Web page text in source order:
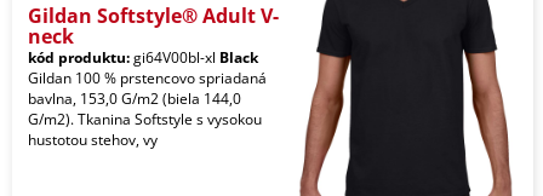
Gildan Softstyle® Adult V-
neck
kód produktu:gi64V00bl-xl Black
Gildan 100 % prstencovo spriadaná
bavlna, 153,0 G/m2 (biela 144,0
G/m2). Tkanina Softstyle s vysokou
hustotou stehov, vy